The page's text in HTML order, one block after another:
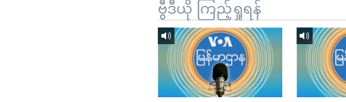
ဗွီဒီယို ကြည့်ရှုရန်